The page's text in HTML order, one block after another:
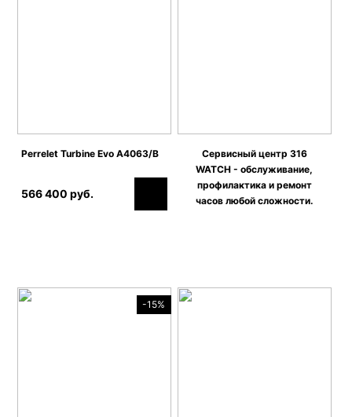
Perrelet Turbine Evo A4063/B
566 400 руб.
Сервисный центр 316
WATCH - обслуживание,
профилактика и ремонт
часов любой сложности.
-15%